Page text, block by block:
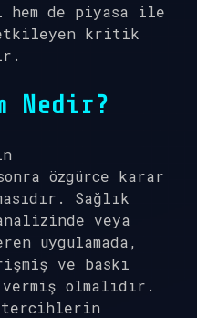
hem de piyasa ile
kritik
Nedir?
özgürce karar
Sağlık
veya
uygulamada,
ve baskı
olmalıdır.
tercihlerin